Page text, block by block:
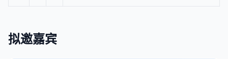
拟邀嘉宾